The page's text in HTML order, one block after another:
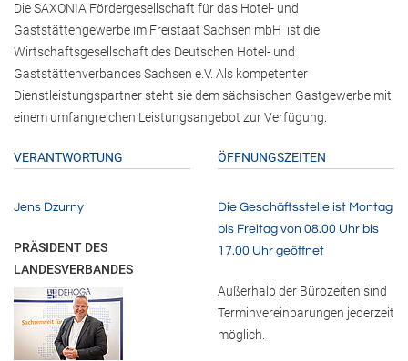
Die SAXONIA Fördergesellschaft für das Hotel- und
Gaststättengewerbe im Freistaat Sachsen mbH ist die
Wirtschaftsgesellschaft des Deutschen Hotel- und
Gaststättenverbandes Sachsen e.V. Als kompetenter
Dienstleistungspartner steht sie dem sächsischen Gastgewerbe mit
einem umfangreichen Leistungsangebot zur Verfügung.
VERANTWORTUNG
Jens Dzurny
PRÄSIDENT DES
LANDESVERBANDES
ÖFFNUNGSZEITEN
Die Geschäftsstelle ist Montag
bis Freitag von 08.00 Uhr bis
17.00 Uhr geöffnet
Außerhalb der Bürozeiten sind
Terminvereinbarungen jederzeit
möglich.